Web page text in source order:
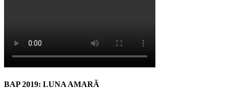
BAP 2019: LUNA AMARĂ